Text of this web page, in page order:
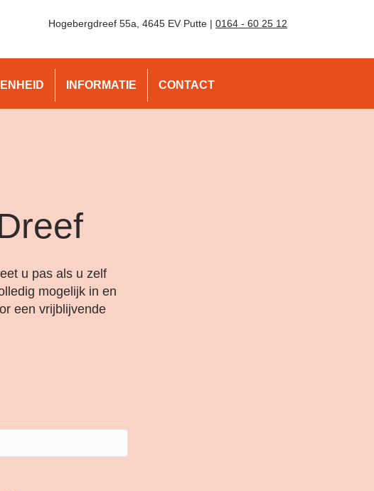
Hogebergdreef 55a, 4645 EV Putte | 0164 - 60 25 12
INFORMATIE CONTACT
u pas als u zelf
mogelijk in en
een vrijblijvende